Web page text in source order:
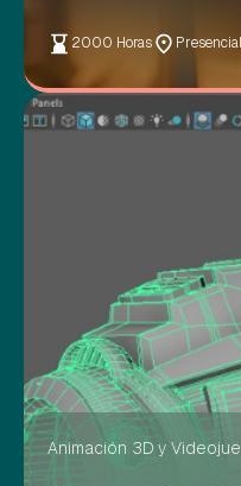
2000 Horas Presencial
Animación 3D y